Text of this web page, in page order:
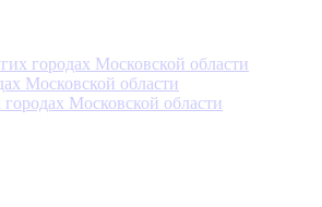
городах Московской области
Московской области
Московской области